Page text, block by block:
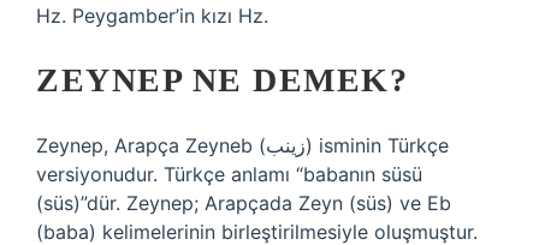
Hz. Peygamber’in kızı Hz.
ZEYNEP NE DEMEK?
Zeynep, Arapça Zeyneb (زينب) isminin Türkçe
versiyonudur. Türkçe anlamı “babanın süsü
(süs)”dür. Zeynep; Arapçada Zeyn (süs) ve Eb
(baba) kelimelerinin birleştirilmesiyle oluşmuştur.